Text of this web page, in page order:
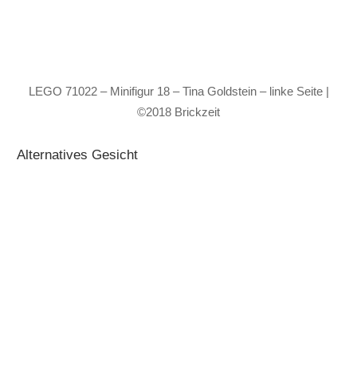
LEGO 71022 – Minifigur 18 – Tina Goldstein – linke Seite |
©2018 Brickzeit
Alternatives Gesicht